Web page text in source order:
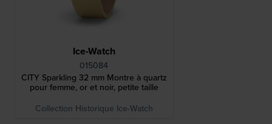
Ice-Watch
015084
CITY Sparkling 32 mm Montre à quartz
pour femme, or et noir, petite taille
Collection Historique Ice-Watch